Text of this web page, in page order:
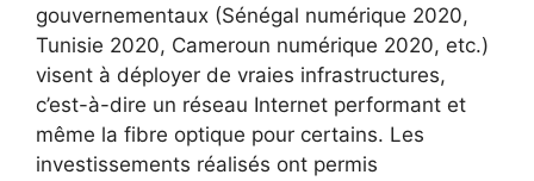
gouvernementaux (Sénégal numérique 2020,
Tunisie 2020, Cameroun numérique 2020, etc.)
visent à déployer de vraies infrastructures,
c’est-à-dire un réseau Internet performant et
même la fibre optique pour certains. Les
investissements réalisés ont permis